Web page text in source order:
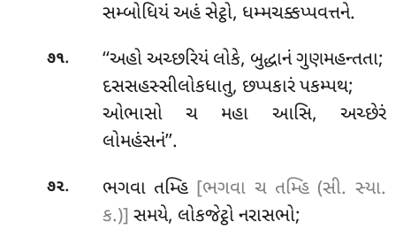
સમ્બોધિયં અહં સેટ્ઠો, ધમ્મચક્કપ્પવત્તને.
૭૧.
‘‘અહો અચ્છરિયં લોકે, બુદ્ધાનં ગુણમહન્તતા;
દસસહસ્સીલોકધાતુ, છપ્પકારં પકમ્પથ;
ઓભાસો ચ મહા આસિ, અચ્છેરં
લોમહંસનં’’.
૭૨. ભગવા તમ્હિ [ભગવા ચ તમ્હિ (સી. સ્યા.
ક.)] સમયે, લોકજેટ્ઠો નરાસભો;